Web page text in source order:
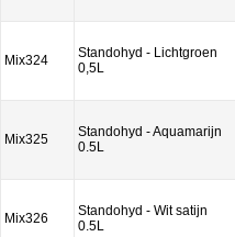
Mix324
Standohyd - Lichtgroen
0,5L
Mix325
Standohyd - Aquamarijn
0.5L
Mix326
Standohyd - Wit satijn
0.5L